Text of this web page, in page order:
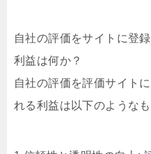
自社の評価をサイトに登
利益は何か？
自社の評価を評価サイト
れる利益は以下のようなも